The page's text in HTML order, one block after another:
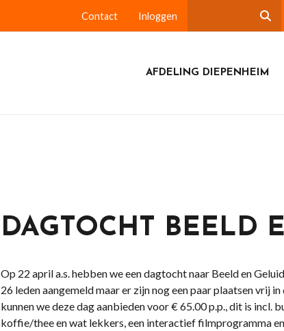
Contact Inloggen
AFDELING DIEPENHEIM
DAGTOCHT BEELD
Op 22 april a.s. hebben we een dagtocht naar Beeld en
26 leden aangemeld maar er zijn nog een paar plaatsen vrij
kunnen we deze dag aanbieden voor € 65.00 p.p., dit is incl.
koffie/thee en wat lekkers, een interactief filmprogramma